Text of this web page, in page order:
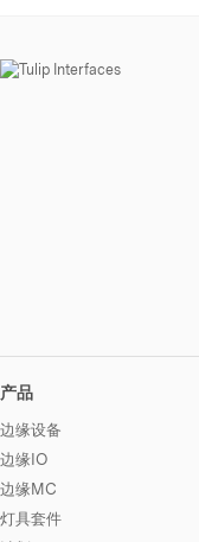
产品
边缘设备
边缘IO
边缘MC
灯具套件